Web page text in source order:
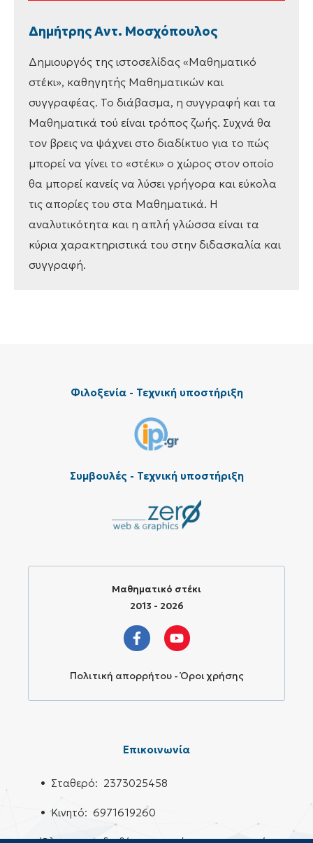
Δημήτρης Αντ. Μοσχόπουλος
Δημιουργός της ιστοσελίδας «Μαθηματικό
στέκι», καθηγητής Μαθηματικών και
συγγραφέας. Το διάβασμα, η συγγραφή και τα
Μαθηματικά τού είναι τρόπος ζωής. Συχνά θα
τον βρεις να ψάχνει στο διαδίκτυο για το πώς
μπορεί να γίνει το «στέκι» ο χώρος στον οποίο
θα μπορεί κανείς να λύσει γρήγορα και εύκολα
τις απορίες του στα Μαθηματικά. Η
αναλυτικότητα και η απλή γλώσσα είναι τα
κύρια χαρακτηριστικά του στην διδασκαλία και
συγγραφή.
Φιλοξενία - Τεχνική υποστήριξη
Συμβουλές - Τεχνική υποστήριξη
Μαθηματικό στέκι
2013 - 2026
Πολιτική απορρήτου - Όροι χρήσης
Επικοινωνία
• Σταθερό: 2373025458
• Κινητό: 6971619260